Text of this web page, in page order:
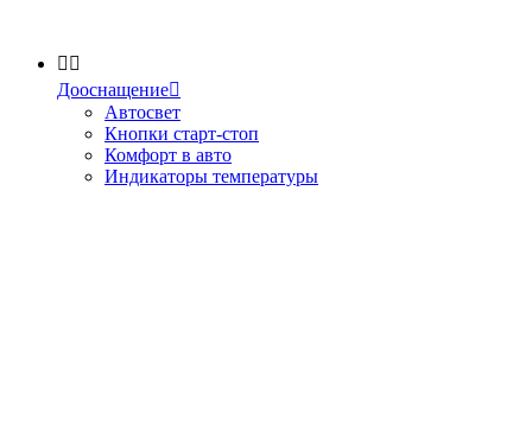
 
Дооснащение
Автосвет
Кнопки старт-стоп
Комфорт в авто
Индикаторы температуры